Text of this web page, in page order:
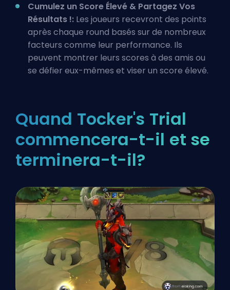
Cumulez un Score Élevé & Partagez Vos
Résultats !: Les joueurs recevront des points
après chaque round basés sur de nombreux
facteurs comme leur performance. Ils
peuvent montrer leurs scores à des amis ou
se défier eux-mêmes et viser un score élevé.
Quand Tocker's Trial
commencera-t-il et se
terminera-t-il?